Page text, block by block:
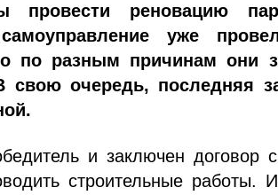
провести реновацию
самоуправление уже
по разным причинам они
свою очередь, последняя
и заключен договор
строительные